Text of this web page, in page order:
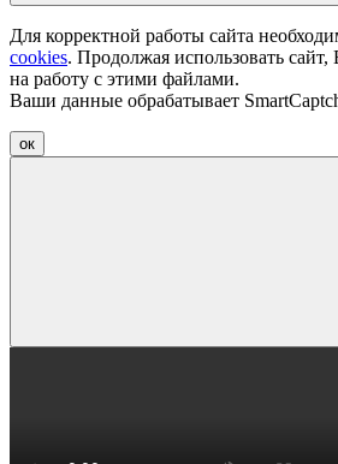
Для корректной работы сайта
cookies. Продолжая использовать сайт,
на работу с этими файлами.
Ваши данные обрабатывает
ок